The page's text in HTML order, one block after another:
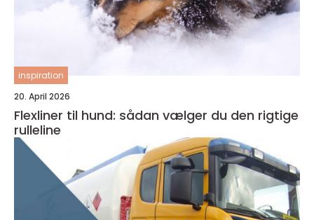
inspiration
20. April 2026
Flexliner til hund: sådan vælger du den rigtige
rulleline